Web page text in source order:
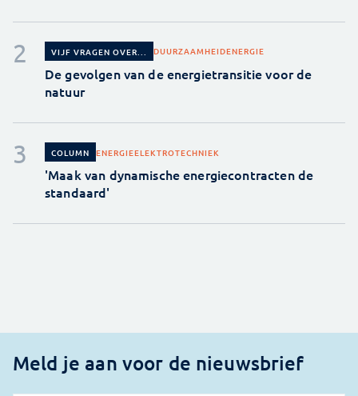
VIJF VRAGEN OVER... DUURZAAMHEIDENERGIE
De gevolgen van de energietransitie voor de
natuur
COLUMN ENERGIEELEKTROTECHNIEK
'Maak van dynamische energiecontracten de
standaard'
Meld je aan voor de nieuwsbrief